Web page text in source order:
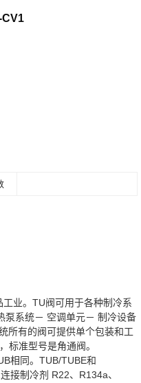
CV1
业。TU阀可用于各种制冷系
泵系统－ 空调单元－ 制冷设备
所有的阀可提供单个包装和工
标准型号是角通阀。
相同。TUB/TUBE和
接制冷剂 R22、R134a、